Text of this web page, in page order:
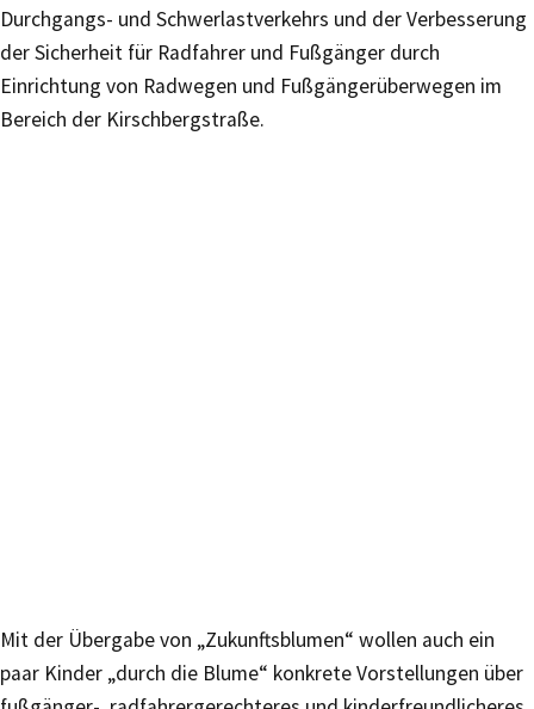
Durchgangs- und Schwerlastverkehrs und der Verbesserung
der Sicherheit für Radfahrer und Fußgänger durch
Einrichtung von Radwegen und Fußgängerüberwegen im
Bereich der Kirschbergstraße.
Mit der Übergabe von „Zukunftsblumen“ wollen auch ein
paar Kinder „durch die Blume“ konkrete Vorstellungen über